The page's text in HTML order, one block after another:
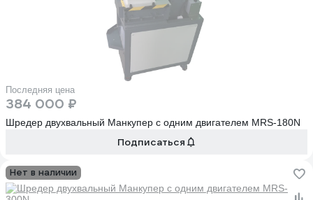
Последняя цена
384 000 ₽
Шредер двухвальный Манкупер с одним двигателем MRS-180N
Подписаться
Нет в наличии